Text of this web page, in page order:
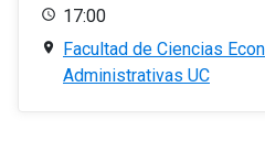
17:00
Facultad de Ciencias
Administrativas UC